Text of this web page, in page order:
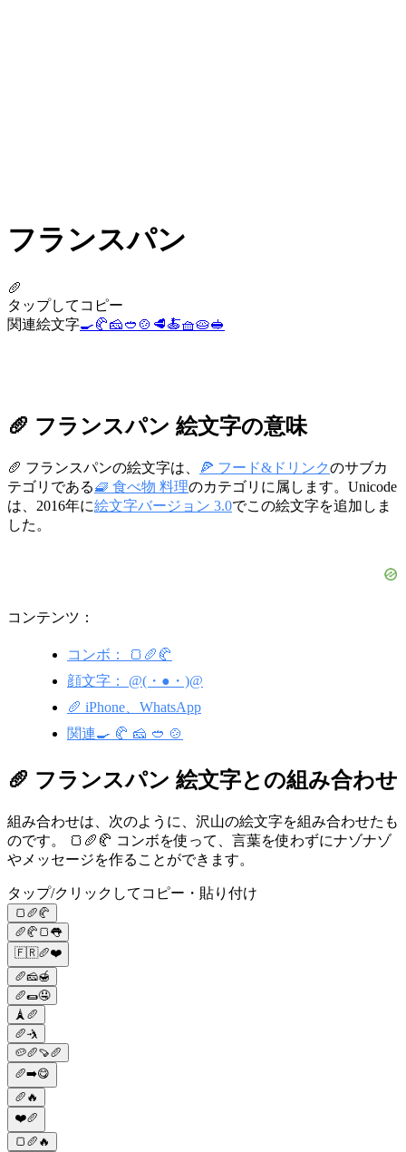
フランスパン
🥖
タップしてコピー
関連絵文字🍳🥐🧀🥙 🍲 🥩🍝🧺🥧🥪
🥖 フランスパン 絵文字の意味
🥖 フランスパンの絵文字は、 🍕 フード&ドリンクのサブカ
テゴリである🧇 食べ物 料理のカテゴリに属します。Unicode
は、2016年に絵文字バージョン 3.0でこの絵文字を追加しま
した。
コンテンツ：
コンボ： 🍞🥖🥐
顔文字： @(・●・)@
🥖 iPhone、WhatsApp
関連🍳 🥐 🧀 🥙 🍲
🥖 フランスパン 絵文字との組み合わせ
組み合わせは、次のように、沢山の絵文字を組み合わせたも
のです。 🍞🥖🥐 コンボを使って、言葉を使わずにナゾナゾ
やメッセージを作ることができます。
タップ/クリックしてコピー・貼り付け
🍞🥖🥐
🥖🥐🍞👅
🇫🇷🥖❤️
🥖🧀🍯
🥖🌯🤤
🗼🥖
🥖🤺
🥔🥖🍠🥖
🥖➡️😋
🥖🔥
❤️🥖
🍞🥖🔥